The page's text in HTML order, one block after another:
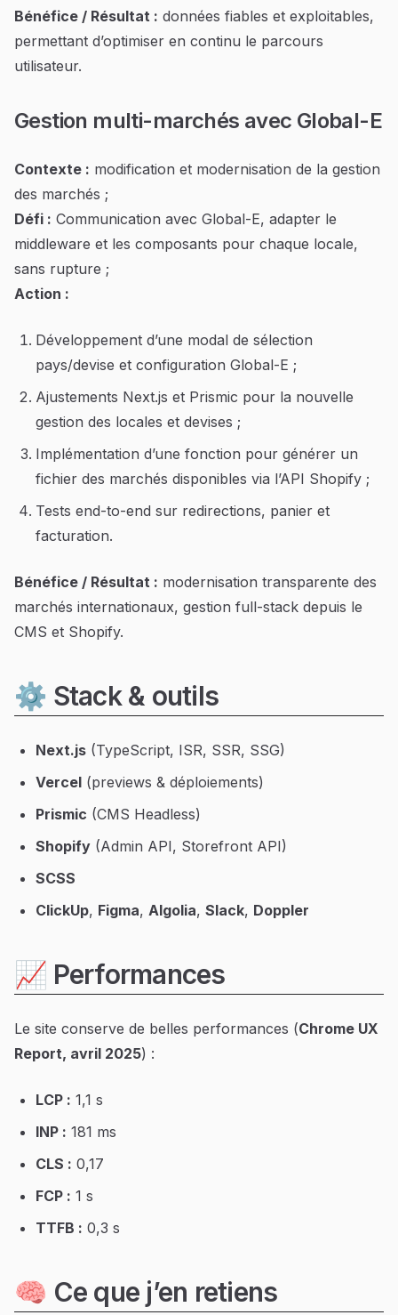
Bénéfice / Résultat : données fiables et exploitables,
permettant d’optimiser en continu le parcours
utilisateur.
Gestion multi-marchés avec Global-E
Contexte : modification et modernisation de la gestion
des marchés ;
Défi : Communication avec Global-E, adapter le
middleware et les composants pour chaque locale,
sans rupture ;
Action :
Développement d’une modal de sélection
pays/devise et configuration Global-E ;
Ajustements Next.js et Prismic pour la nouvelle
gestion des locales et devises ;
Implémentation d’une fonction pour générer un
fichier des marchés disponibles via l’API Shopify ;
Tests end-to-end sur redirections, panier et
facturation.
Bénéfice / Résultat : modernisation transparente des
marchés internationaux, gestion full-stack depuis le
CMS et Shopify.
⚙️ Stack & outils
Next.js (TypeScript, ISR, SSR, SSG)
Vercel (previews & déploiements)
Prismic (CMS Headless)
Shopify (Admin API, Storefront API)
SCSS
ClickUp, Figma, Algolia, Slack, Doppler
📈 Performances
Le site conserve de belles performances (Chrome UX
Report, avril 2025) :
LCP : 1,1 s
INP : 181 ms
CLS : 0,17
FCP : 1 s
TTFB : 0,3 s
🧠 Ce que j’en retiens